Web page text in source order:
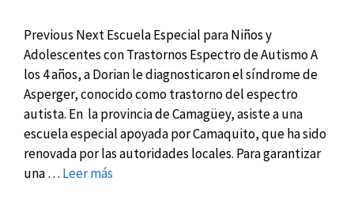
Previous Next Escuela Especial para Niños y
Adolescentes con Trastornos Espectro de Autismo A
los 4 años, a Dorian le diagnosticaron el síndrome de
Asperger, conocido como trastorno del espectro
autista. En la provincia de Camagüey, asiste a una
escuela especial apoyada por Camaquito, que ha sido
renovada por las autoridades locales. Para garantizar
una … Leer más